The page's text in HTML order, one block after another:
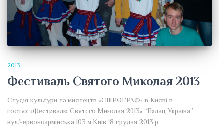
2013
Фестиваль Святого Миколая 2013
Студія культури та мистецтв «СПІРОГРАФ» в Києві в
гостях «Фестивалю Святого Миколая 2013» “Палац Україна”
вул.Червоноармійська,103 м.Київ 18 грудня 2013 р.